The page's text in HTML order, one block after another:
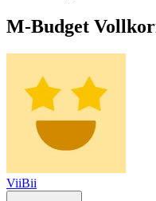
M-Budget
ViiBii